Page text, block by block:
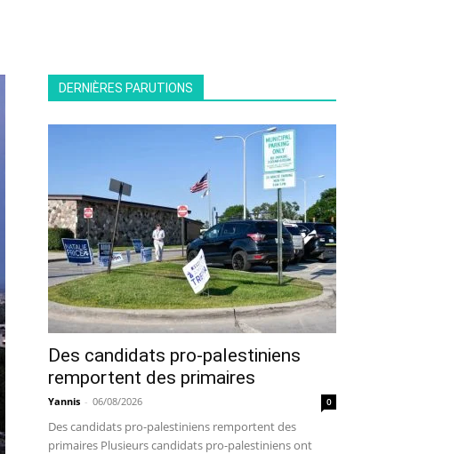
DERNIÈRES PARUTIONS
Des candidats pro-palestiniens
remportent des primaires
Yannis - 06/08/2026 0
Des candidats pro-palestiniens remportent des
primaires Plusieurs candidats pro-palestiniens ont